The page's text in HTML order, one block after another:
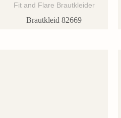
Fit and Flare Brautkleider
Brautkleid 82669